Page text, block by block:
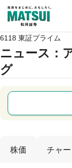
6118 東証プライム
ニュース ：
グ
株価 チャー